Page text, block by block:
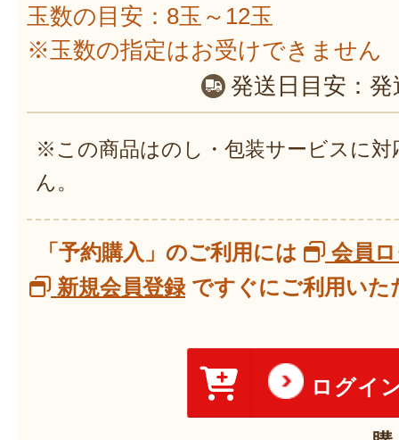
玉数の目安：8玉～12玉
※玉数の指定はお受けできません
発送日目安： 発
※この商品はのし・包装サービスに対
ん。
「予約購入」のご利用には
会員
新規会員登録ですぐにご利用いた
ログイ